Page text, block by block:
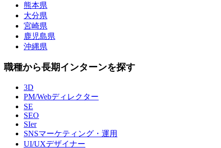
熊本県
大分県
宮崎県
鹿児島県
沖縄県
職種から長期インターンを探す
3D
PM/Webディレクター
SE
SEO
SIer
SNSマーケティング・運用
UI/UXデザイナー